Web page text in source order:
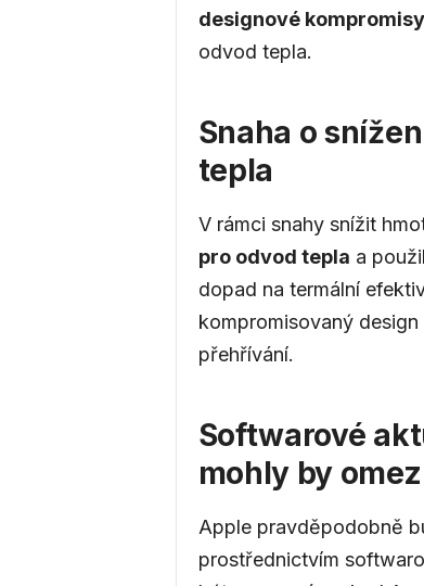
designové kompromisy
odvod tepla.
Snaha o
tepla
V rámci snahy snížit
pro odvod tepla a
dopad na termální
kompromisovaný
přehřívání.
Softwarové
mohly by
Apple pravděpodobně
prostřednictvím